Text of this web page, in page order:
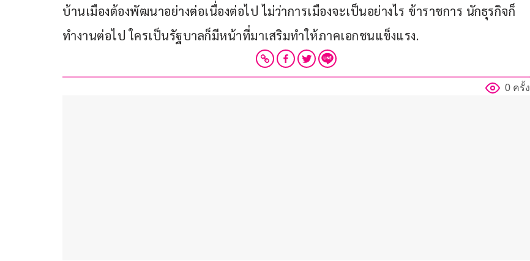
บ้านเมืองต้องพัฒนาอย่างต่อเนื่องต่อไป ไม่ว่าการเมืองจะเป็นอย่างไร ข้าราชการ นักธุรกิจก็
ทำงานต่อไป ใครเป็นรัฐบาลก็มีหน้าที่มาเสริมทำให้ภาคเอกชนแข็งแรง.
0 ครั้ง